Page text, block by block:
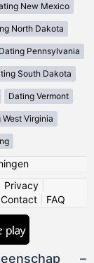
New Mexico
North Dakota
Dating Pennsylvania
South Dakota
Dating Vermont
West Virginia
Privacy
Contact FAQ
–